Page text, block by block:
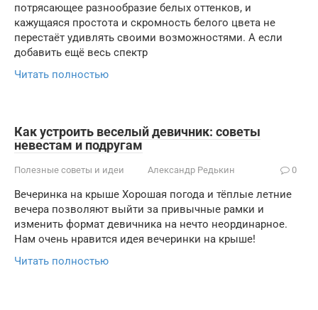
потрясающее разнообразие белых оттенков, и
кажущаяся простота и скромность белого цвета не
перестаёт удивлять своими возможностями. А если
добавить ещё весь спектр
Читать полностью
Как устроить веселый девичник: советы
невестам и подругам
Полезные советы и идеи Александр Редькин 0
Вечеринка на крыше Хорошая погода и тёплые летние
вечера позволяют выйти за привычные рамки и
изменить формат девичника на нечто неординарное.
Нам очень нравится идея вечеринки на крыше!
Читать полностью